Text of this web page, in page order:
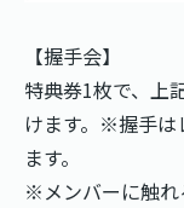
【握手会】
特典券1枚で、上
けます。※握手は
ます。
※メンバーに触れ